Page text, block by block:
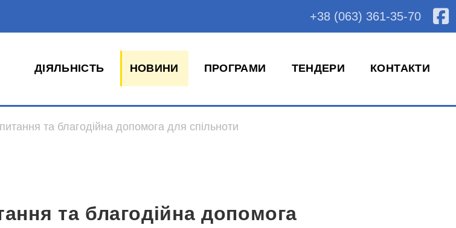
+38 (063) 361-35-70
ДІЯЛЬНІСТЬ НОВИНИ ПРОГРАМИ ТЕНДЕРИ КОНТАКТИ
та благодійна допомога для спільноти
та благодійна допомога